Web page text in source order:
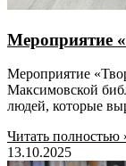
Мероприятие
Мероприятие
Максимовской
людей, которые
Читать полностью
13.10.2025